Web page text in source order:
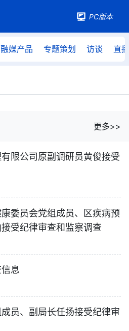
PC版本
融媒产品 专题策划 访谈 直播
更多>>
限公司原副调研员黄俊接受
委员会党组成员、区疾病预
受纪律审查和监察调查
息
员、副局长任扬接受纪律审